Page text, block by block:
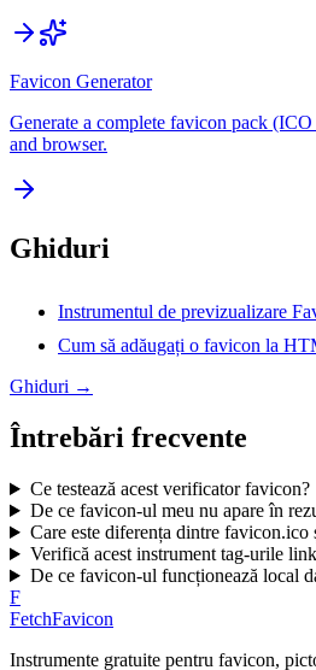
Favicon Generator
Generate a complete favicon pack
and browser.
Ghiduri
Instrumentul de previzualizare
Cum să adăugați o favicon la
Ghiduri →
Întrebări frecvente
Ce testează acest verificator favicon?
De ce favicon-ul meu nu apare în
Care este diferența dintre
Verifică acest instrument tag-urile
De ce favicon-ul funcționează local
F
FetchFavicon
Instrumente gratuite pentru favicon,